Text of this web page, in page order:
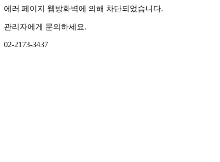
에러 페이지 웹방화벽에 의해 차단되었습니다.
관리자에게 문의하세요.
02-2173-3437